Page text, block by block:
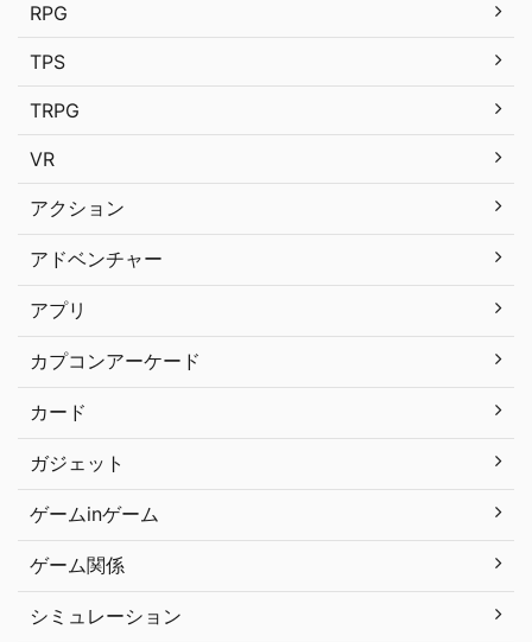
RPG
TPS
TRPG
VR
アクション
アドベンチャー
アプリ
カプコンアーケード
カード
ガジェット
ゲームinゲーム
ゲーム関係
シミュレーション